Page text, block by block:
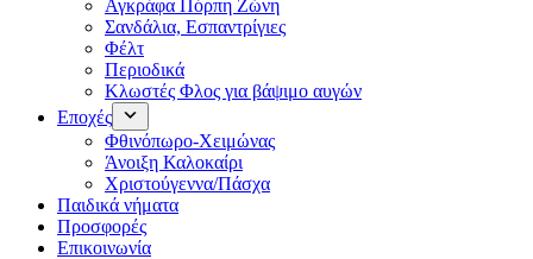
Αγκράφα Πόρπη Ζώνη
Σανδάλια, Εσπαντρίγιες
Φέλτ
Περιοδικά
Κλωστές Φλος για βάψιμο αυγών
Εποχές
Φθινόπωρο-Χειμώνας
Άνοιξη Καλοκαίρι
Χριστούγεννα/Πάσχα
Παιδικά νήματα
Προσφορές
Επικοινωνία